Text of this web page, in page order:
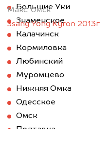
Макс, Омск
Ssang Yong Kyron 2013г
Большие Уки
Знаменское
Калачинск
Кормиловка
Любинский
Муромцево
Нижняя Омка
Одесское
Омск
Полтавка